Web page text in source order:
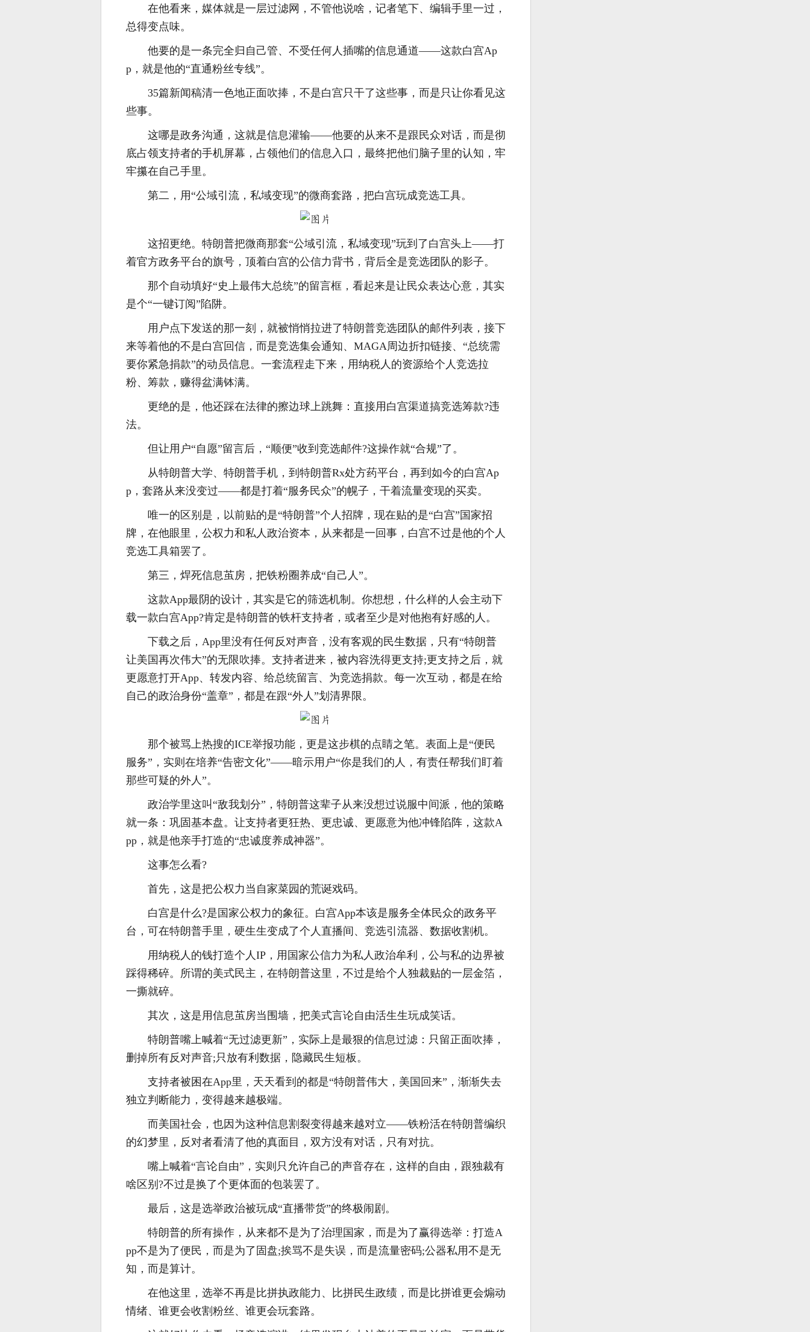
在他看来，媒体就是一层过滤网，不管他说啥，记者笔下、编辑手里一过，
总得变点味。
他要的是一条完全归自己管、不受任何人插嘴的信息通道——这款白宫Ap
p，就是他的“直通粉丝专线”。
35篇新闻稿清一色地正面吹捧，不是白宫只干了这些事，而是只让你看见这
些事。
这哪是政务沟通，这就是信息灌输——他要的从来不是跟民众对话，而是彻
底占领支持者的手机屏幕，占领他们的信息入口，最终把他们脑子里的认知，牢
牢攥在自己手里。
第二，用“公域引流，私域变现”的微商套路，把白宫玩成竞选工具。
这招更绝。特朗普把微商那套“公域引流，私域变现”玩到了白宫头上——打
着官方政务平台的旗号，顶着白宫的公信力背书，背后全是竞选团队的影子。
那个自动填好“史上最伟大总统”的留言框，看起来是让民众表达心意，其实
是个“一键订阅”陷阱。
用户点下发送的那一刻，就被悄悄拉进了特朗普竞选团队的邮件列表，接下
来等着他的不是白宫回信，而是竞选集会通知、MAGA周边折扣链接、“总统需
要你紧急捐款”的动员信息。一套流程走下来，用纳税人的资源给个人竞选拉
粉、筹款，赚得盆满钵满。
更绝的是，他还踩在法律的擦边球上跳舞：直接用白宫渠道搞竞选筹款?违
法。
但让用户“自愿”留言后，“顺便”收到竞选邮件?这操作就“合规”了。
从特朗普大学、特朗普手机，到特朗普Rx处方药平台，再到如今的白宫Ap
p，套路从来没变过——都是打着“服务民众”的幌子，干着流量变现的买卖。
唯一的区别是，以前贴的是“特朗普”个人招牌，现在贴的是“白宫”国家招
牌，在他眼里，公权力和私人政治资本，从来都是一回事，白宫不过是他的个人
竞选工具箱罢了。
第三，焊死信息茧房，把铁粉圈养成“自己人”。
这款App最阴的设计，其实是它的筛选机制。你想想，什么样的人会主动下
载一款白宫App?肯定是特朗普的铁杆支持者，或者至少是对他抱有好感的人。
下载之后，App里没有任何反对声音，没有客观的民生数据，只有“特朗普
让美国再次伟大”的无限吹捧。支持者进来，被内容洗得更支持;更支持之后，就
更愿意打开App、转发内容、给总统留言、为竞选捐款。每一次互动，都是在给
自己的政治身份“盖章”，都是在跟“外人”划清界限。
那个被骂上热搜的ICE举报功能，更是这步棋的点睛之笔。表面上是“便民
服务”，实则在培养“告密文化”——暗示用户“你是我们的人，有责任帮我们盯着
那些可疑的外人”。
政治学里这叫“敌我划分”，特朗普这辈子从来没想过说服中间派，他的策略
就一条：巩固基本盘。让支持者更狂热、更忠诚、更愿意为他冲锋陷阵，这款A
pp，就是他亲手打造的“忠诚度养成神器”。
这事怎么看?
首先，这是把公权力当自家菜园的荒诞戏码。
白宫是什么?是国家公权力的象征。白宫App本该是服务全体民众的政务平
台，可在特朗普手里，硬生生变成了个人直播间、竞选引流器、数据收割机。
用纳税人的钱打造个人IP，用国家公信力为私人政治牟利，公与私的边界被
踩得稀碎。所谓的美式民主，在特朗普这里，不过是给个人独裁贴的一层金箔，
一撕就碎。
其次，这是用信息茧房当围墙，把美式言论自由活生生玩成笑话。
特朗普嘴上喊着“无过滤更新”，实际上是最狠的信息过滤：只留正面吹捧，
删掉所有反对声音;只放有利数据，隐藏民生短板。
支持者被困在App里，天天看到的都是“特朗普伟大，美国回来”，渐渐失去
独立判断能力，变得越来越极端。
而美国社会，也因为这种信息割裂变得越来越对立——铁粉活在特朗普编织
的幻梦里，反对者看清了他的真面目，双方没有对话，只有对抗。
嘴上喊着“言论自由”，实则只允许自己的声音存在，这样的自由，跟独裁有
啥区别?不过是换了个更体面的包装罢了。
最后，这是选举政治被玩成“直播带货”的终极闹剧。
特朗普的所有操作，从来都不是为了治理国家，而是为了赢得选举：打造A
pp不是为了便民，而是为了固盘;挨骂不是失误，而是流量密码;公器私用不是无
知，而是算计。
在他这里，选举不再是比拼执政能力、比拼民生政绩，而是比拼谁更会煽动
情绪、谁更会收割粉丝、谁更会玩套路。